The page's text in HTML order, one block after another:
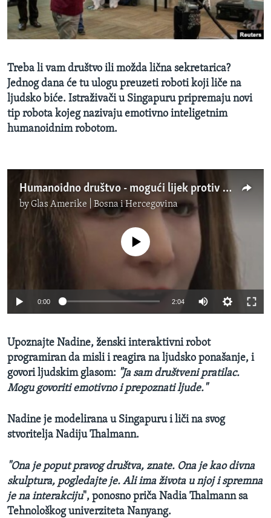
MAGAZIN
O GLASU AMERIKE
Learning English
PRATITE NAS
Treba li vam društvo ili možda lična sekretarica?
Jednog dana će tu ulogu preuzeti roboti koji liče na
ljudsko biće. Istraživači u Singapuru pripremaju novi
tip robota kojeg nazivaju emotivno inteligetnim
humanoidnim robotom.
Humanoidno društvo - mogući lijek protiv usamljenosti i demencije
byGlas Amerike | Bosna i Hercegovina
No media source currently available
0:00 2:04
Upoznajte Nadine, ženski interaktivni robot
programiran da misli i reagira na ljudsko ponašanje, i
govori ljudskim glasom: "Ja sam društveni pratilac.
Mogu govoriti emotivno i prepoznati ljude."
Nadine je modelirana u Singapuru i liči na svog
stvoritelja Nadiju Thalmann.
"Ona je poput pravog društva, znate. Ona je kao divna
skulptura, pogledajte je. Ali ima života u njoj i spremna
je na interakciju", ponosno priča Nadia Thalmann sa
Tehnološkog univerziteta Nanyang.